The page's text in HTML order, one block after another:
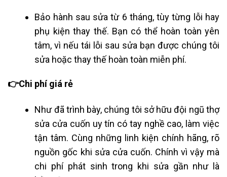
Bảo hành sau sửa từ 6 tháng, tùy từng lỗi hay
phụ kiện thay thế. Bạn có thể hoàn toàn yên
tâm, vì nếu tái lỗi sau sửa bạn được chúng tôi
sửa hoặc thay thế hoàn toàn miễn phí.
👉Chi phí giá rẻ
Như đã trình bày, chúng tôi sở hữu đội ngũ thợ
sửa cửa cuốn uy tín có tay nghề cao, làm việc
tận tâm. Cùng những linh kiện chính hãng, rõ
nguồn gốc khi sửa cửa cuốn. Chính vì vậy mà
chi phí phát sinh trong khi sửa gần như là